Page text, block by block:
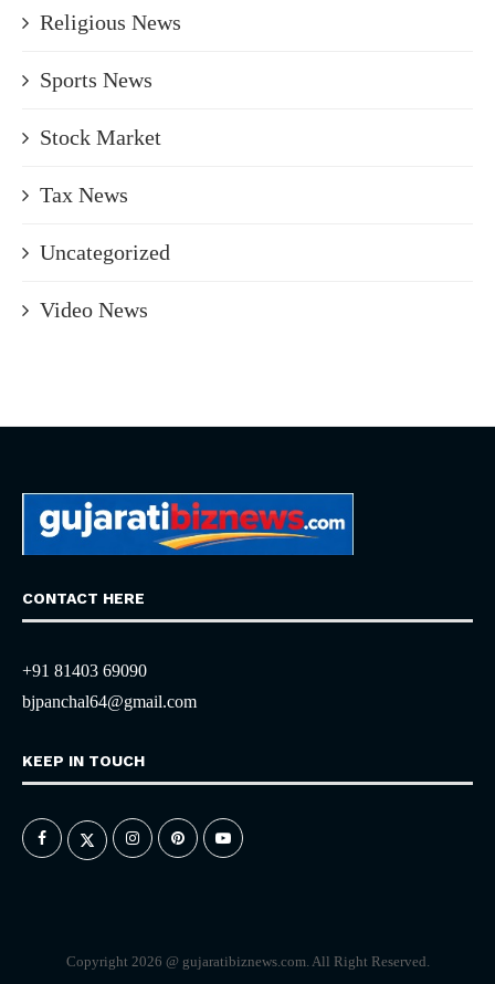
Religious News
Sports News
Stock Market
Tax News
Uncategorized
Video News
CONTACT HERE
+91 81403 69090
bjpanchal64@gmail.com
KEEP IN TOUCH
Copyright 2026 @ gujaratibiznews.com. All Right Reserved.